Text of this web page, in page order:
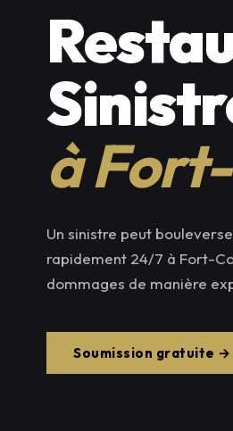
à
Un sinistre peut
rapidement 24/7 à Fort-
dommages de manière
Soumission gratuite →